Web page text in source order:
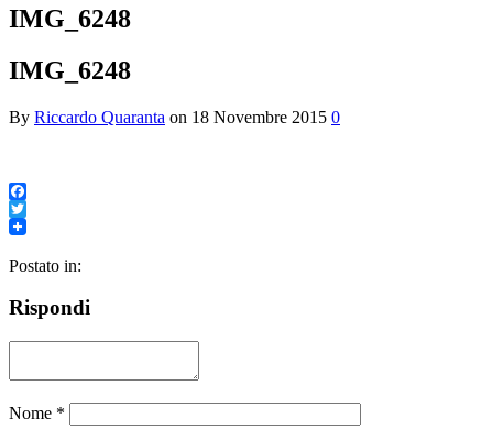
IMG_6248
IMG_6248
By Riccardo Quaranta on 18 Novembre 2015 0
Facebook
Twitter
Postato in:
Rispondi
Nome *